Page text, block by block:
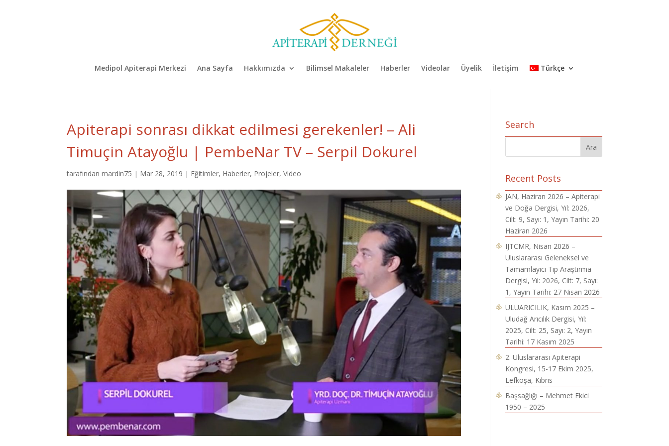
Medipol Apiterapi Merkezi Ana Sayfa Hakkımızda Bilimsel Makaleler Haberler Videolar Üyelik İletişim Türkçe
Apiterapi sonrası dikkat edilmesi gerekenler! – Ali
Timuçin Atayoğlu | PembeNar TV – Serpil Dokurel
tarafındanmardin75 | Mar 28, 2019 | Eğitimler, Haberler, Projeler,Video
Search
Recent Posts
JAN, Haziran 2026 – Apiterapi
ve Doğa Dergisi, Yıl: 2026,
Cilt: 9, Sayı: 1, Yayın Tarihi: 20
Haziran 2026
IJTCMR, Nisan 2026 –
Uluslararası Geleneksel ve
Tamamlayıcı Tıp Araştırma
Dergisi, Yıl: 2026, Cilt: 7, Sayı:
1, Yayın Tarihi: 27 Nisan 2026
ULUARICILIK, Kasım 2025 –
Uludağ Arıcılık Dergisi, Yıl:
2025, Cilt: 25, Sayı: 2, Yayın
Tarihi: 17 Kasım 2025
2. Uluslararası Apiterapi
Kongresi, 15-17 Ekim 2025,
Lefkoşa, Kıbrıs
Başsağlığı – Mehmet Ekici
1950 – 2025